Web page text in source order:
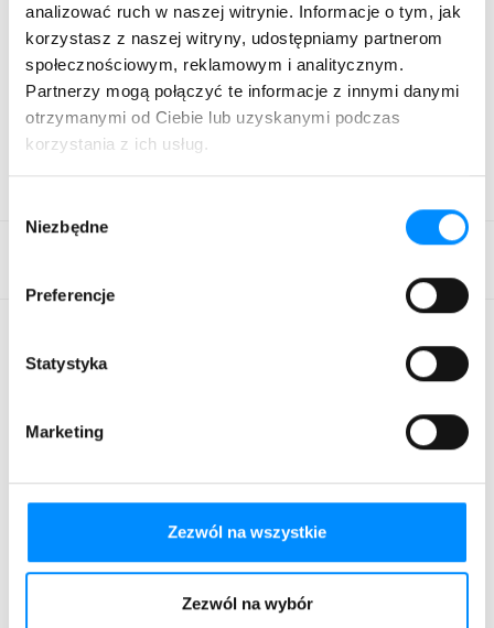
analizować ruch w naszej witrynie. Informacje o tym, jak
korzystasz z naszej witryny, udostępniamy partnerom
społecznościowym, reklamowym i analitycznym.
Partnerzy mogą połączyć te informacje z innymi danymi
otrzymanymi od Ciebie lub uzyskanymi podczas
korzystania z ich usług.
zgody
Niezbędne
Preferencje
Statystyka
Marketing
Zezwól na wszystkie
Zezwól na wybór
Instrukcja obsługi – Odtwarzacz multimedialny
Nokia Streaming Box 8000
Instrukcja obsługi – Telewizor Thomson 50’’
Oferta
O ASTA-NET
Zasięg